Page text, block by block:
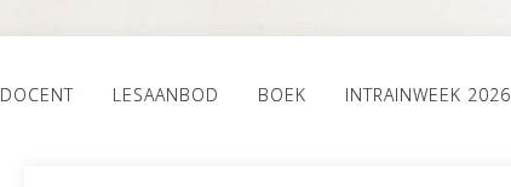
DOCENT LESAANBOD BOEK INTRAINWEEK 2026